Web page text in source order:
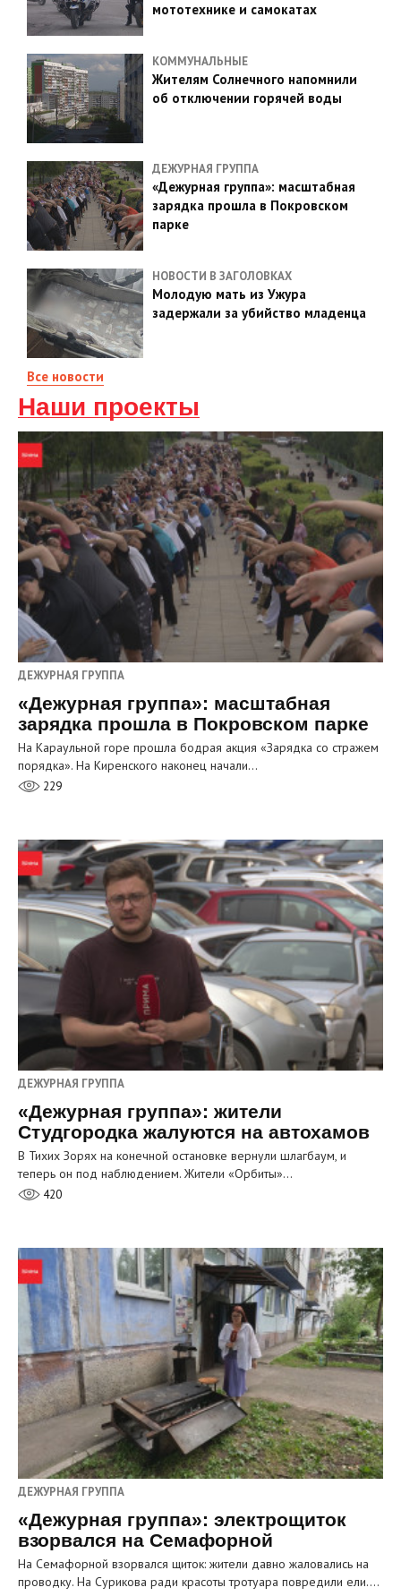
мототехнике и самокатах
КОММУНАЛЬНЫЕ
Жителям Солнечного напомнили
об отключении горячей воды
ДЕЖУРНАЯ ГРУППА
«Дежурная группа»: масштабная
зарядка прошла в Покровском
парке
НОВОСТИ В ЗАГОЛОВКАХ
Молодую мать из Ужура
задержали за убийство младенца
Все новости
Наши проекты
ДЕЖУРНАЯ ГРУППА
«Дежурная группа»: масштабная
зарядка прошла в Покровском парке
На Караульной горе прошла бодрая акция «Зарядка со стражем
порядка». На Киренского наконец начали…
229
ДЕЖУРНАЯ ГРУППА
«Дежурная группа»: жители
Студгородка жалуются на автохамов
В Тихих Зорях на конечной остановке вернули шлагбаум, и
теперь он под наблюдением. Жители «Орбиты»…
420
ДЕЖУРНАЯ ГРУППА
«Дежурная группа»: электрощиток
взорвался на Семафорной
На Семафорной взорвался щиток: жители давно жаловались на
проводку. На Сурикова ради красоты тротуара повредили ели.…